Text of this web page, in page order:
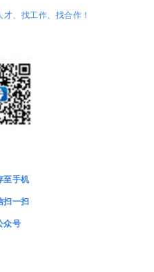
才、找工作、找合作！
至手机
扫一扫
众号